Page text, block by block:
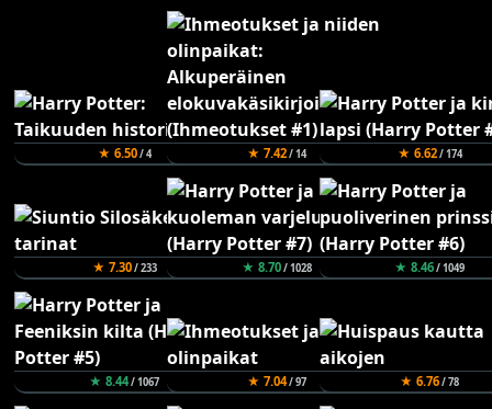
★ 6.50/ 4 ★ 7.42/ 14 ★ 6.62/ 174
★ 7.30/ 233 ★ 8.70/ 1028 ★ 8.46/ 1049
★ 8.44/ 1067 ★ 7.04/ 97 ★ 6.76/ 78